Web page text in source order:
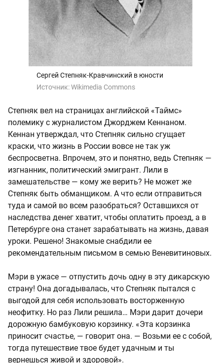
Сергей Степняк-Кравчинский в юности
Источник:Wikimedia Commons
Степняк вел на страницах английской «Таймс»
полемику с журналистом Джорджем Кеннаном.
Кеннан утверждал, что Степняк сильно сгущает
краски, что жизнь в России вовсе не так уж
беспросветна. Впрочем, это и понятно, ведь Степняк —
изгнанник, политический эмигрант. Лили в
замешательстве — кому же верить? Не может же
Степняк быть обманщиком. А что если отправиться
туда и самой во всем разобраться? Оставшихся от
наследства денег хватит, чтобы оплатить проезд, а в
Петербурге она станет зарабатывать на жизнь, давая
уроки. Решено! Знакомые снабдили ее
рекомендательным письмом в семью Веневитиновых.
Мэри в ужасе — отпустить дочь одну в эту дикарскую
страну! Она догадывалась, что Степняк пытался с
выгодой для себя использовать восторженную
неофитку. Но раз Лили решила… Мэри дарит дочери
дорожную бамбуковую корзинку. «Эта корзинка
приносит счастье, — говорит она. — Возьми ее с собой,
тогда путешествие твое будет удачным и ты
вернешься живой и здоровой».